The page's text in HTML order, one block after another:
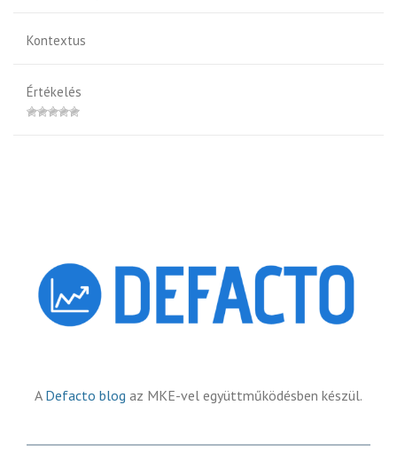
Kontextus
Értékelés
A Defacto blog az MKE-vel együttműködésben készül.